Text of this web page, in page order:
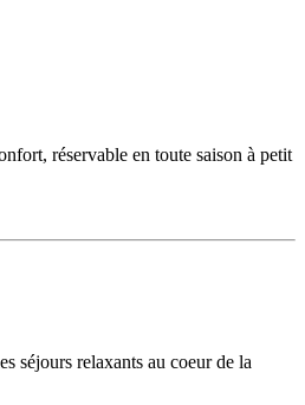
réservable en toute saison à petit
séjours relaxants au coeur de la